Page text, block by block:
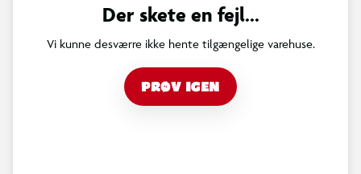
Der skete en fejl...
Vi kunne desværre ikke hente tilgængelige varehuse.
PRØV IGEN